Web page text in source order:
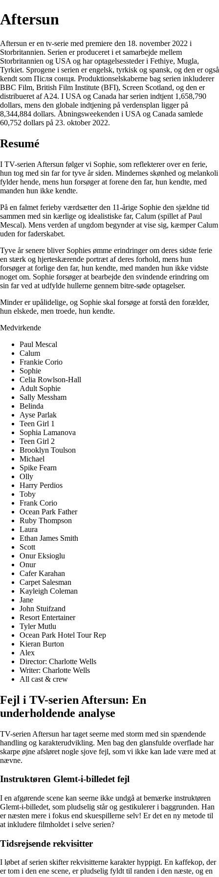
Aftersun
Aftersun er en tv-serie med premiere den 18. november 2022 i
Storbritannien. Serien er produceret i et samarbejde mellem
Storbritannien og USA og har optagelsessteder i Fethiye, Mugla,
Tyrkiet. Sprogene i serien er engelsk, tyrkisk og spansk, og den er også
kendt som Після сонця. Produktionselskaberne bag serien inkluderer
BBC Film, British Film Institute (BFI), Screen Scotland, og den er
distribueret af A24. I USA og Canada har serien indtjent 1,658,790
dollars, mens den globale indtjening på verdensplan ligger på
8,344,884 dollars. Åbningsweekenden i USA og Canada samlede
60,752 dollars på 23. oktober 2022.
Resumé
I TV-serien Aftersun følger vi Sophie, som reflekterer over en ferie,
hun tog med sin far for tyve år siden. Mindernes skønhed og melankoli
fylder hende, mens hun forsøger at forene den far, hun kendte, med
manden hun ikke kendte.
På en falmet ferieby værdsætter den 11-årige Sophie den sjældne tid
sammen med sin kærlige og idealistiske far, Calum (spillet af Paul
Mescal). Mens verden af ungdom begynder at vise sig, kæmper Calum
uden for faderskabet.
Tyve år senere bliver Sophies ømme erindringer om deres sidste ferie
en stærk og hjerteskærende portræt af deres forhold, mens hun
forsøger at forlige den far, hun kendte, med manden hun ikke vidste
noget om. Sophie forsøger at bearbejde den svindende erindring om
sin far ved at udfylde hullerne gennem bitre-søde optagelser.
Minder er upålidelige, og Sophie skal forsøge at forstå den forælder,
hun elskede, men troede, hun kendte.
Medvirkende
Paul Mescal
Calum
Frankie Corio
Sophie
Celia Rowlson-Hall
Adult Sophie
Sally Messham
Belinda
Ayse Parlak
Teen Girl 1
Sophia Lamanova
Teen Girl 2
Brooklyn Toulson
Michael
Spike Fearn
Olly
Harry Perdios
Toby
Frank Corio
Ocean Park Father
Ruby Thompson
Laura
Ethan James Smith
Scott
Onur Eksioglu
Onur
Cafer Karahan
Carpet Salesman
Kayleigh Coleman
Jane
John Stuifzand
Resort Entertainer
Tyler Mutlu
Ocean Park Hotel Tour Rep
Kieran Burton
Alex
Director: Charlotte Wells
Writer: Charlotte Wells
All cast & crew
Fejl i TV-serien Aftersun: En
underholdende analyse
TV-serien Aftersun har taget seerne med storm med sin spændende
handling og karakterudvikling. Men bag den glansfulde overflade har
skarpe øjne afsløret nogle sjove fejl, som vi ikke kan lade være med at
nævne.
Instruktøren Glemt-i-billedet fejl
I en afgørende scene kan seerne ikke undgå at bemærke instruktøren
Glemt-i-billedet, som pludselig står og gestikulerer i baggrunden. Han
er næsten mere i fokus end skuespillerne selv! Er det en ny metode til
at inkludere filmholdet i selve serien?
Tidsrejsende rekvisitter
I løbet af serien skifter rekvisitterne karakter hyppigt. En kaffekop, der
er tom i den ene scene, er pludselig fyldt til randen i den næste, og en